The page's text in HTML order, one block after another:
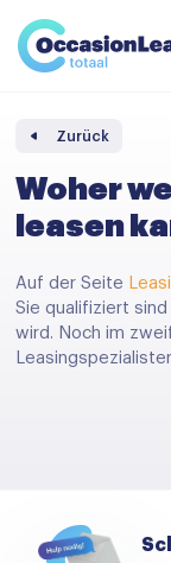
Unternehmer
Nachrichten
Häufig
Über uns
Komparator
Zurück
Woher
leasen
Auf der Seite
Sie qualifiziert
wird. Noch im